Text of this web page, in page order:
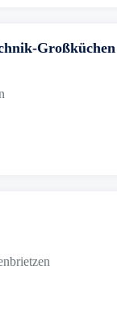
Großküchen